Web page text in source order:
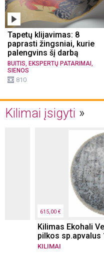
Tapetų klijavimas: 8
paprasti žingsniai, kurie
palengvins šį darbą
BUITIS EKSPERTŲ PATARIMAI
SIENOS
810
Kilimai įsigyti
615,00 €
Kilimas Ekohali
pilkos sp.apvalus
KILIMAI